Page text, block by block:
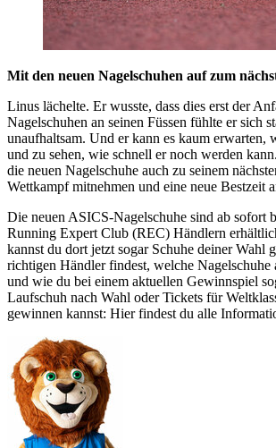
Mit den neuen Nagelschuhen auf zum
Linus lächelte. Er wusste, dass dies erst der
Nagelschuhen an seinen Füssen fühlte er sich
unaufhaltsam. Und er kann es kaum erwarten,
und zu sehen, wie schnell er noch werden
die neuen Nagelschuhe auch zu seinem
Wettkampf mitnehmen und eine neue Bestzeit
Die neuen ASICS-Nagelschuhe sind ab sofort
Running Expert Club (REC) Händlern
kannst du dort jetzt sogar Schuhe deiner Wahl
richtigen Händler findest, welche Nagelschuhe
und wie du bei einem aktuellen Gewinnspiel
Laufschuh nach Wahl oder Tickets für
gewinnen kannst: Hier findest du alle